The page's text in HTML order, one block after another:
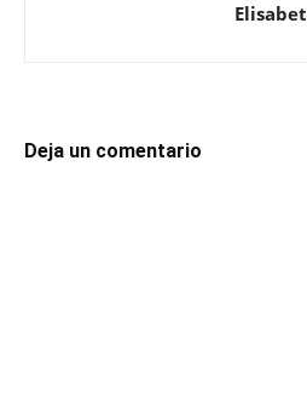
Elisabet
Deja un comentario